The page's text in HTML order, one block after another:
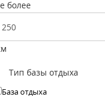
более
Тип базы отдыха
База отдыха